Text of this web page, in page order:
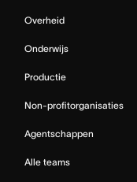
Overheid
Onderwijs
Productie
Non-profitorganisaties
Agentschappen
Alle teams